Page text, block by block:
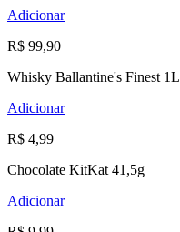
Adicionar
R$ 99,90
Whisky Ballantine's Finest 1L
Adicionar
R$ 4,99
Chocolate KitKat 41,5g
Adicionar